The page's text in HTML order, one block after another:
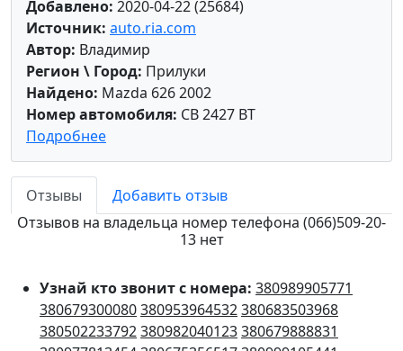
Добавлено: 2020-04-22 (25684)
Источник: auto.ria.com
Автор: Владимир
Регион \ Город: Прилуки
Найдено: Mazda 626 2002
Номер автомобиля: CB 2427 BT
Подробнее
Отзывы
Добавить отзыв
Отзывов на владельца номер телефона (066)509-20-
13 нет
Узнай кто звонит с номера: 380989905771
380679300080380953964532380683503968
380502233792380982040123380679888831